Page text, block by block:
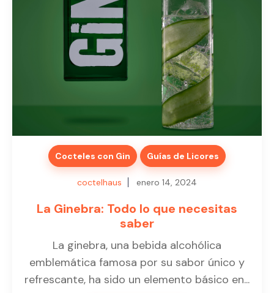
Cocteles con Gin Guías de Licores
coctelhaus enero 14, 2024
La Ginebra: Todo lo que necesitas
saber
La ginebra, una bebida alcohólica
emblemática famosa por su sabor único y
refrescante, ha sido un elemento básico en...